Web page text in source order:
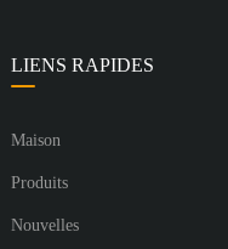
LIENS RAPIDES
Maison
Produits
Nouvelles